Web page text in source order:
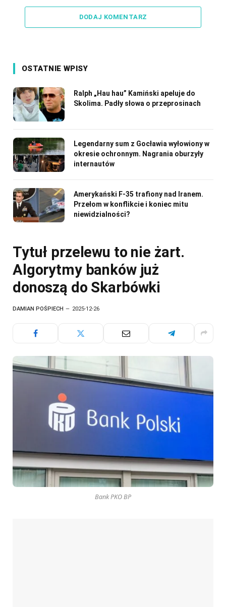
DODAJ KOMENTARZ
OSTATNIE WPISY
Ralph „Hau hau” Kamiński apeluje do
Skolima. Padły słowa o przeprosinach
Legendarny sum z Gocławia wyłowiony w
okresie ochronnym. Nagrania oburzyły
internautów
Amerykański F-35 trafiony nad Iranem.
Przełom w konflikcie i koniec mitu
niewidzialności?
Tytuł przelewu to nie żart.
Algorytmy banków już
donoszą do Skarbówki
DAMIAN POŚPIECH 2025-12-26
Bank PKO BP